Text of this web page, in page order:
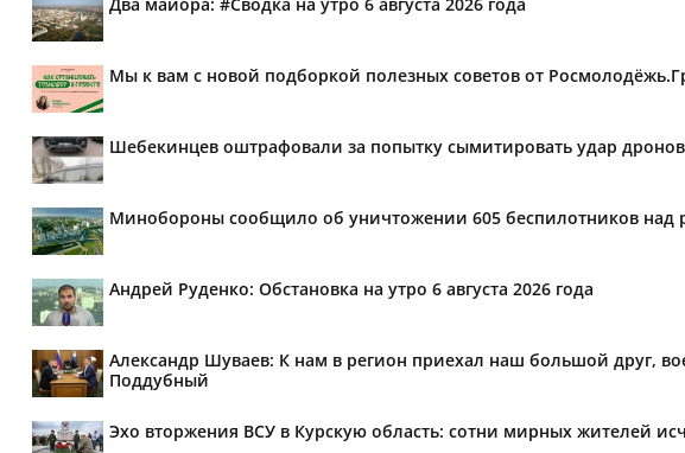
Мы к вам с новой подборкой полезных советов от
Шебекинцев оштрафовали за попытку сымитировать удар
Минобороны сообщило об уничтожении 605 беспилотников над
Андрей Руденко: Обстановка на утро 6 августа 2026 года
Александр Шуваев: К нам в регион приехал наш большой друг,
Поддубный
Эхо вторжения ВСУ в Курскую область: сотни мирных жителей